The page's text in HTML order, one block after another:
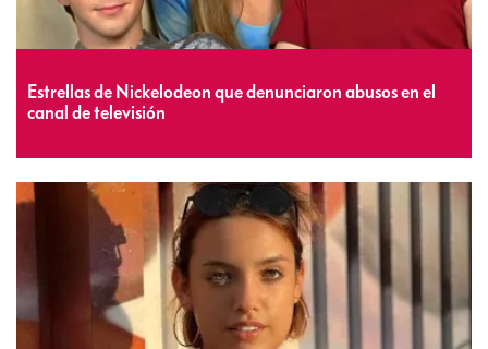
Estrellas de Nickelodeon que denunciaron abusos en el
canal de televisión